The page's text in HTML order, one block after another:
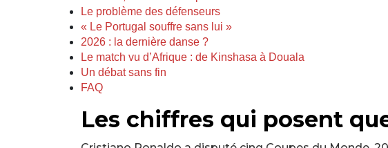
Le problème des défenseurs
« Le Portugal souffre sans lui »
2026 : la dernière danse ?
Le match vu d’Afrique : de Kinshasa à Douala
Un débat sans fin
FAQ
Les chiffres qui posent